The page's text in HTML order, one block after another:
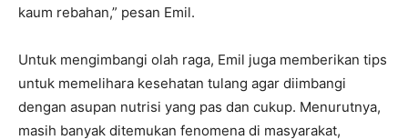
kaum rebahan,” pesan Emil.
Untuk mengimbangi olah raga, Emil juga memberikan tips
untuk memelihara kesehatan tulang agar diimbangi
dengan asupan nutrisi yang pas dan cukup. Menurutnya,
masih banyak ditemukan fenomena di masyarakat,